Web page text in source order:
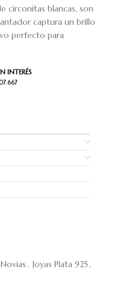
INTERÉS
circonitas blancas, son
captura un brillo
perfecto para
, Joyas Plata 925,